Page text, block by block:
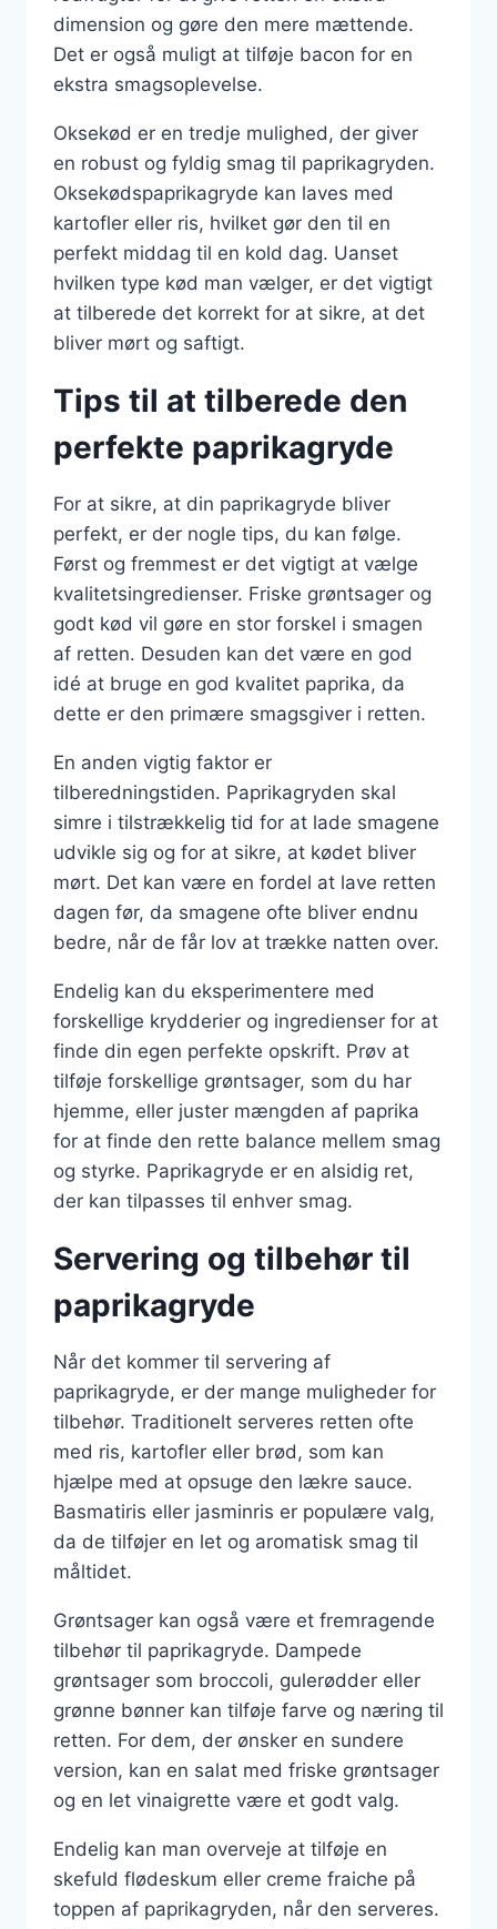
dimension og gøre den mere mættende.
Det er også muligt at tilføje bacon for en
ekstra smagsoplevelse.
Oksekød er en tredje mulighed, der giver
en robust og fyldig smag til paprikagryden.
Oksekødspaprikagryde kan laves med
kartofler eller ris, hvilket gør den til en
perfekt middag til en kold dag. Uanset
hvilken type kød man vælger, er det vigtigt
at tilberede det korrekt for at sikre, at det
bliver mørt og saftigt.
Tips til at tilberede den
perfekte paprikagryde
For at sikre, at din paprikagryde bliver
perfekt, er der nogle tips, du kan følge.
Først og fremmest er det vigtigt at vælge
kvalitetsingredienser. Friske grøntsager og
godt kød vil gøre en stor forskel i smagen
af retten. Desuden kan det være en god
idé at bruge en god kvalitet paprika, da
dette er den primære smagsgiver i retten.
En anden vigtig faktor er
tilberedningstiden. Paprikagryden skal
simre i tilstrækkelig tid for at lade smagene
udvikle sig og for at sikre, at kødet bliver
mørt. Det kan være en fordel at lave retten
dagen før, da smagene ofte bliver endnu
bedre, når de får lov at trække natten over.
Endelig kan du eksperimentere med
forskellige krydderier og ingredienser for at
finde din egen perfekte opskrift. Prøv at
tilføje forskellige grøntsager, som du har
hjemme, eller juster mængden af paprika
for at finde den rette balance mellem smag
og styrke. Paprikagryde er en alsidig ret,
der kan tilpasses til enhver smag.
Servering og tilbehør til
paprikagryde
Når det kommer til servering af
paprikagryde, er der mange muligheder for
tilbehør. Traditionelt serveres retten ofte
med ris, kartofler eller brød, som kan
hjælpe med at opsuge den lækre sauce.
Basmatiris eller jasminris er populære valg,
da de tilføjer en let og aromatisk smag til
måltidet.
Grøntsager kan også være et fremragende
tilbehør til paprikagryde. Dampede
grøntsager som broccoli, gulerødder eller
grønne bønner kan tilføje farve og næring til
retten. For dem, der ønsker en sundere
version, kan en salat med friske grøntsager
og en let vinaigrette være et godt valg.
Endelig kan man overveje at tilføje en
skefuld flødeskum eller creme fraiche på
toppen af paprikagryden, når den serveres.